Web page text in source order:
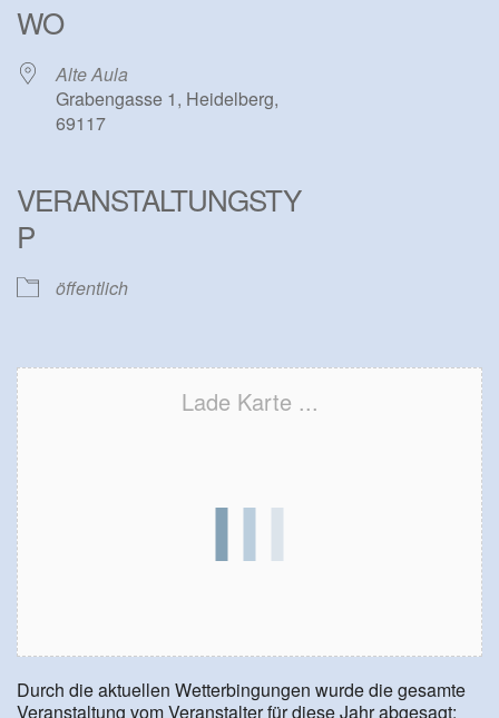
WO
Alte Aula
Grabengasse 1, Heidelberg,
69117
VERANSTALTUNGSTY
P
öffentlich
Lade Karte ...
Durch die aktuellen Wetterbingungen wurde die gesamte
Veranstaltung vom Veranstalter für diese Jahr abgesagt: